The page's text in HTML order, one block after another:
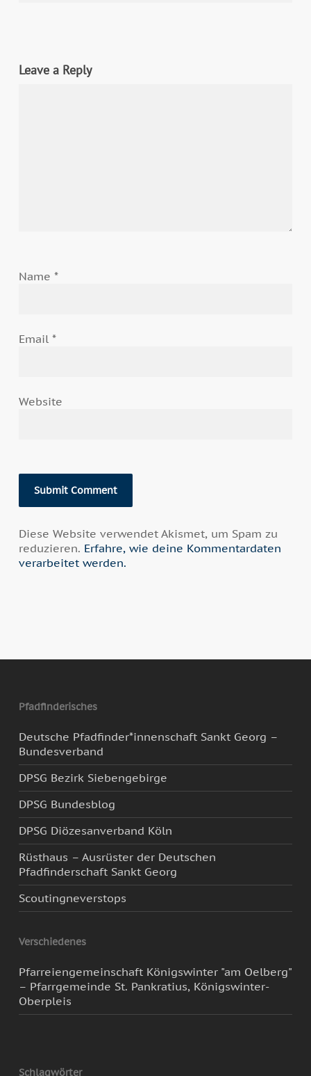
Leave a Reply
Name *
Email *
Website
Diese Website verwendet Akismet, um Spam zu
reduzieren. Erfahre, wie deine Kommentardaten
verarbeitet werden.
Pfadfinderisches
Deutsche Pfadfinder*innenschaft Sankt Georg –
Bundesverband
DPSG Bezirk Siebengebirge
DPSG Bundesblog
DPSG Diözesanverband Köln
Rüsthaus – Ausrüster der Deutschen
Pfadfinderschaft Sankt Georg
Scoutingneverstops
Verschiedenes
Pfarreiengemeinschaft Königswinter "am Oelberg"
– Pfarrgemeinde St. Pankratius, Königswinter-
Oberpleis
Schlagwörter